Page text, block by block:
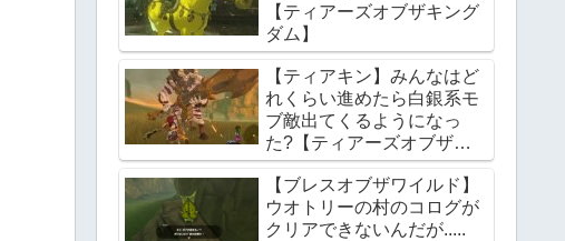
【ティアーズオブザキング
ダム】
【ティアキン】みんなはど
れくらい進めたら白銀系モ
ブ敵出てくるようになっ
た?【ティアーズオブザキ
ングダム】
【ブレスオブザワイルド】
ウオトリーの村のコログが
クリアできないんだが.....